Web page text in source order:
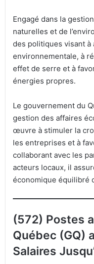
Engagé dans la
naturelles et de
des politiques visant
environnementale, à
effet de serre et à
énergies propres.
Le gouvernement du
gestion des affaires
œuvre à stimuler la
les entreprises et à
collaborant avec les
acteurs locaux, il
économique équilibré
(572) Postes
Québec (GQ)
Salaires